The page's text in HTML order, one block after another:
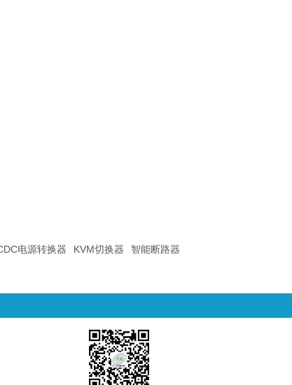
电源转换器 KVM切换器 智能断路器